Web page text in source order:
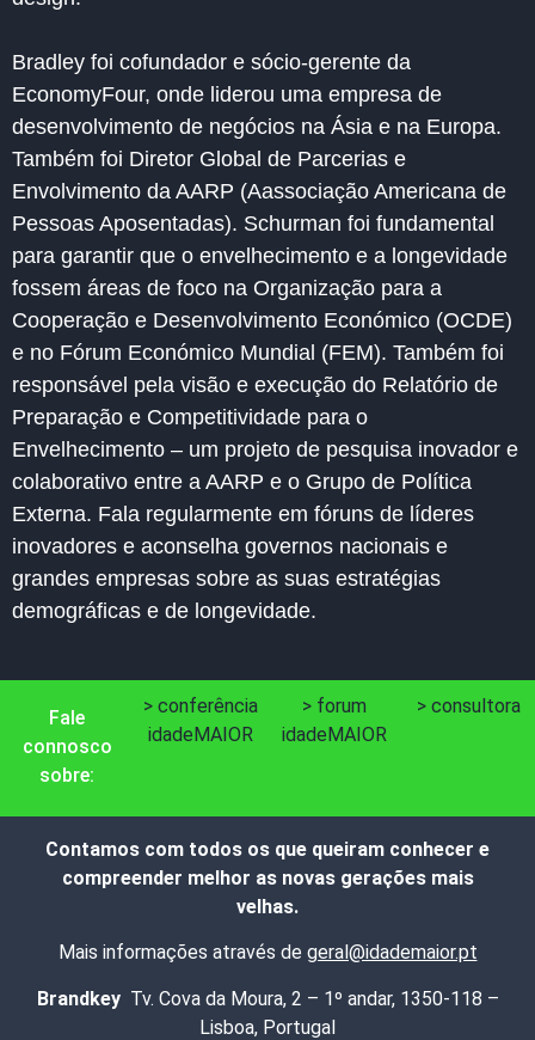
Bradley foi cofundador e sócio-gerente da
EconomyFour, onde liderou uma empresa de
desenvolvimento de negócios na Ásia e na Europa.
Também foi Diretor Global de Parcerias e
Envolvimento da AARP (Aassociação Americana de
Pessoas Aposentadas). Schurman foi fundamental
para garantir que o envelhecimento e a longevidade
fossem áreas de foco na Organização para a
Cooperação e Desenvolvimento Económico (OCDE)
e no Fórum Económico Mundial (FEM). Também foi
responsável pela visão e execução do Relatório de
Preparação e Competitividade para o
Envelhecimento – um projeto de pesquisa inovador e
colaborativo entre a AARP e o Grupo de Política
Externa. Fala regularmente em fóruns de líderes
inovadores e aconselha governos nacionais e
grandes empresas sobre as suas estratégias
demográficas e de longevidade.
Fale
connosco
sobre:
> conferência
idadeMAIOR
> forum
idadeMAIOR
> consultora
Contamos com todos os que queiram conhecer e
compreender melhor as novas gerações mais
velhas.
Mais informações através de geral@idademaior.pt
Brandkey Tv. Cova da Moura, 2 – 1º andar, 1350-118 –
Lisboa, Portugal